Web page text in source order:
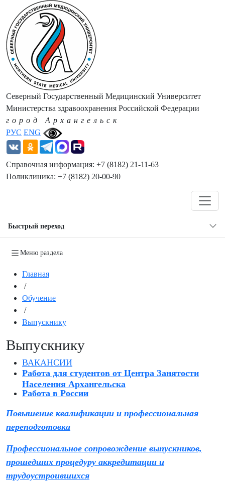
РУС ENG
Северный Государственный Медицинский Университет
Министерства здравоохранения Российской Федерации
город Архангельск
Справочная информация: +7 (8182) 21-11-63
Поликлиника: +7 (8182) 20-00-90
Быстрый переход
Меню раздела
Главная
/
Обучение
/
Выпускнику
Выпускнику
ВАКАНСИИ
Работа для студентов от Центра Занятости
Населения Архангельска
Работа в России
Повышение квалификации и профессиональная
переподготовка
Профессиональное сопровождение выпускников,
прошедших процедуру аккредитации и
трудоустроившихся